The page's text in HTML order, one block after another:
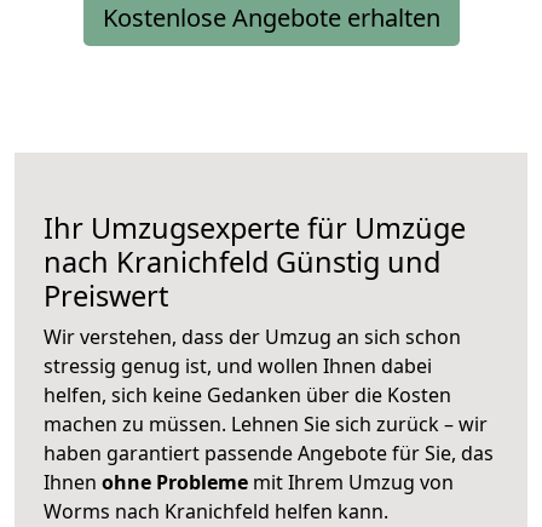
Kostenlose Angebote erhalten
Ihr Umzugsexperte für Umzüge
nach Kranichfeld Günstig und
Preiswert
Wir verstehen, dass der Umzug an sich schon
stressig genug ist, und wollen Ihnen dabei
helfen, sich keine Gedanken über die Kosten
machen zu müssen. Lehnen Sie sich zurück – wir
haben garantiert passende Angebote für Sie, das
Ihnen ohne Probleme mit Ihrem Umzug von
Worms nach Kranichfeld helfen kann.